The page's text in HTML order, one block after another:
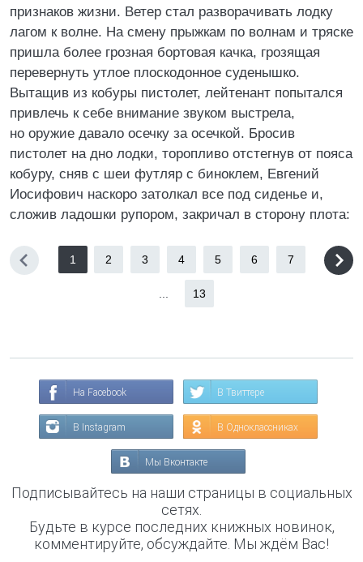
признаков жизни. Ветер стал разворачивать лодку
лагом к волне. На смену прыжкам по волнам и тряске
пришла более грозная бортовая качка, грозящая
перевернуть утлое плоскодонное суденышко.
Вытащив из кобуры пистолет, лейтенант попытался
привлечь к себе внимание звуком выстрела,
но оружие давало осечку за осечкой. Бросив
пистолет на дно лодки, торопливо отстегнув от пояса
кобуру, сняв с шеи футляр с биноклем, Евгений
Иосифович наскоро затолкал все под сиденье и,
сложив ладошки рупором, закричал в сторону плота:
1 2 3 4 5 6 7
13
На Facebook В Твиттере
В Instagram В Одноклассниках
Мы Вконтакте
Подписывайтесь на наши страницы в социальных
сетях.
Будьте в курсе последних книжных новинок,
комментируйте, обсуждайте. Мы ждём Вас!